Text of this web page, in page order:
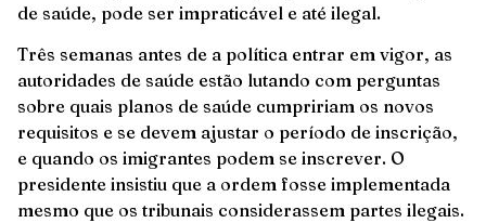
de saúde, pode ser impraticável e até ilegal.
Três semanas antes de a política entrar em vigor, as
autoridades de saúde estão lutando com perguntas
sobre quais planos de saúde cumpririam os novos
requisitos e se devem ajustar o período de inscrição,
e quando os imigrantes podem se inscrever. O
presidente insistiu que a ordem fosse implementada
mesmo que os tribunais considerassem partes ilegais.